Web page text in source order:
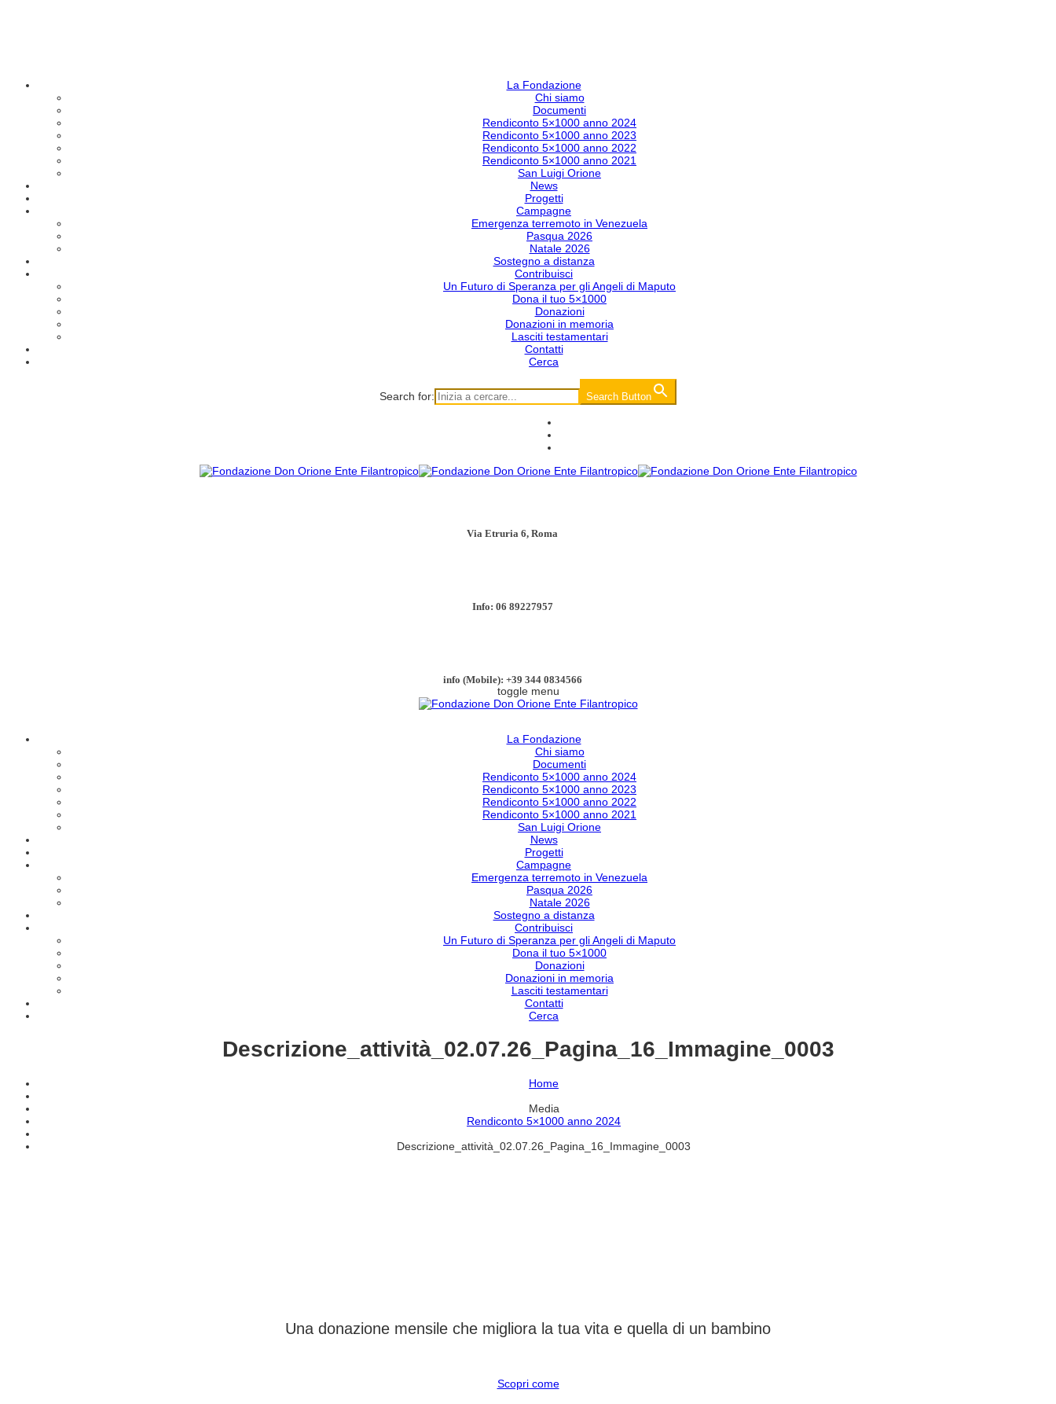
La Fondazione
Chi siamo
Documenti
Rendiconto 5×1000 anno 2024
Rendiconto 5×1000 anno 2023
Rendiconto 5×1000 anno 2022
Rendiconto 5×1000 anno 2021
San Luigi Orione
News
Progetti
Campagne
Emergenza terremoto in Venezuela
Pasqua 2026
Natale 2026
Sostegno a distanza
Contribuisci
Un Futuro di Speranza per gli Angeli di Maputo
Dona il tuo 5×1000
Donazioni
Donazioni in memoria
Lasciti testamentari
Contatti
Cerca
Search for: Search Button
Via Etruria 6, Roma
Info: 06 89227957
info (Mobile): +39 344 0834566
toggle menu
La Fondazione
Chi siamo
Documenti
Rendiconto 5×1000 anno 2024
Rendiconto 5×1000 anno 2023
Rendiconto 5×1000 anno 2022
Rendiconto 5×1000 anno 2021
San Luigi Orione
News
Progetti
Campagne
Emergenza terremoto in Venezuela
Pasqua 2026
Natale 2026
Sostegno a distanza
Contribuisci
Un Futuro di Speranza per gli Angeli di Maputo
Dona il tuo 5×1000
Donazioni
Donazioni in memoria
Lasciti testamentari
Contatti
Cerca
Descrizione_attività_02.07.26_Pagina_16_Immagine_0003
Home
Media
Rendiconto 5×1000 anno 2024
Descrizione_attività_02.07.26_Pagina_16_Immagine_0003
Una donazione mensile che migliora la tua vita e quella di un bambino
Scopri come